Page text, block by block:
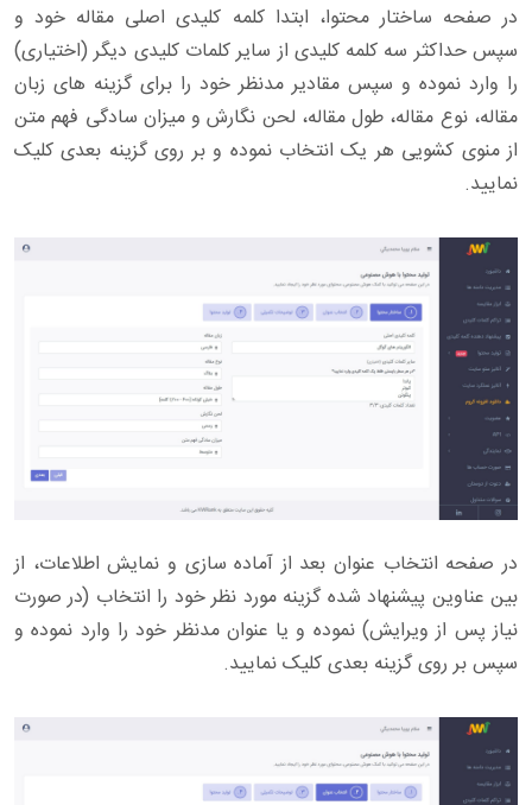
در صفحه ساختار محتوا، ابتدا کلمه کلیدی اصلی مقاله خود و
سپس حداکثر سه کلمه کلیدی از سایر کلمات کلیدی دیگر (اختیاری)
را وارد نموده و سپس مقادیر مدنظر خود را برای گزینه های زبان
مقاله، نوع مقاله، طول مقاله، لحن نگارش و میزان سادگی فهم متن
از منوی کشویی هر یک انتخاب نموده و بر روی گزینه بعدی کلیک
نمایید.
در صفحه انتخاب عنوان بعد از آماده سازی و نمایش اطلاعات، از
بین عناوین پیشنهاد شده گزینه مورد نظر خود را انتخاب (در صورت
نیاز پس از ویرایش) نموده و یا عنوان مدنظر خود را وارد نموده و
سپس بر روی گزینه بعدی کلیک نمایید.